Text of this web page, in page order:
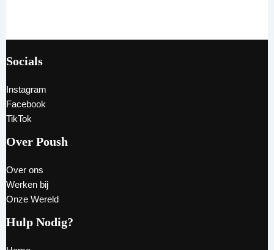
Socials
Instagram
Facebook
TikTok
Over Poush
Over ons
Werken bij
Onze Wereld
Hulp Nodig?